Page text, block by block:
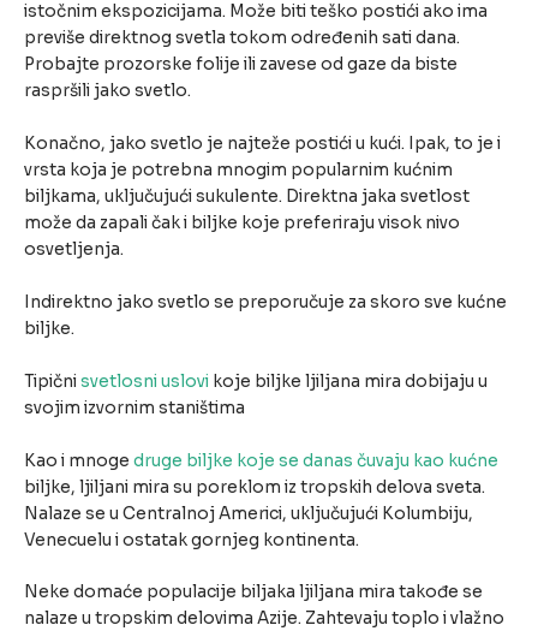
istočnim ekspozicijama. Može biti teško postići ako ima
previše direktnog svetla tokom određenih sati dana.
Probajte prozorske folije ili zavese od gaze da biste
raspršili jako svetlo.
Konačno, jako svetlo je najteže postići u kući. Ipak, to je i
vrsta koja je potrebna mnogim popularnim kućnim
biljkama, uključujući sukulente. Direktna jaka svetlost
može da zapali čak i biljke koje preferiraju visok nivo
osvetljenja.
Indirektno jako svetlo se preporučuje za skoro sve kućne
biljke.
Tipičnisvetlosni uslovi koje biljke ljiljana mira dobijaju u
svojim izvornim staništima
Kao i mnoge druge biljke koje se danas čuvaju kao kućne
biljke, ljiljani mira su poreklom iz tropskih delova sveta.
Nalaze se u Centralnoj Americi, uključujući Kolumbiju,
Venecuelu i ostatak gornjeg kontinenta.
Neke domaće populacije biljaka ljiljana mira takođe se
nalaze u tropskim delovima Azije. Zahtevaju toplo i vlažno